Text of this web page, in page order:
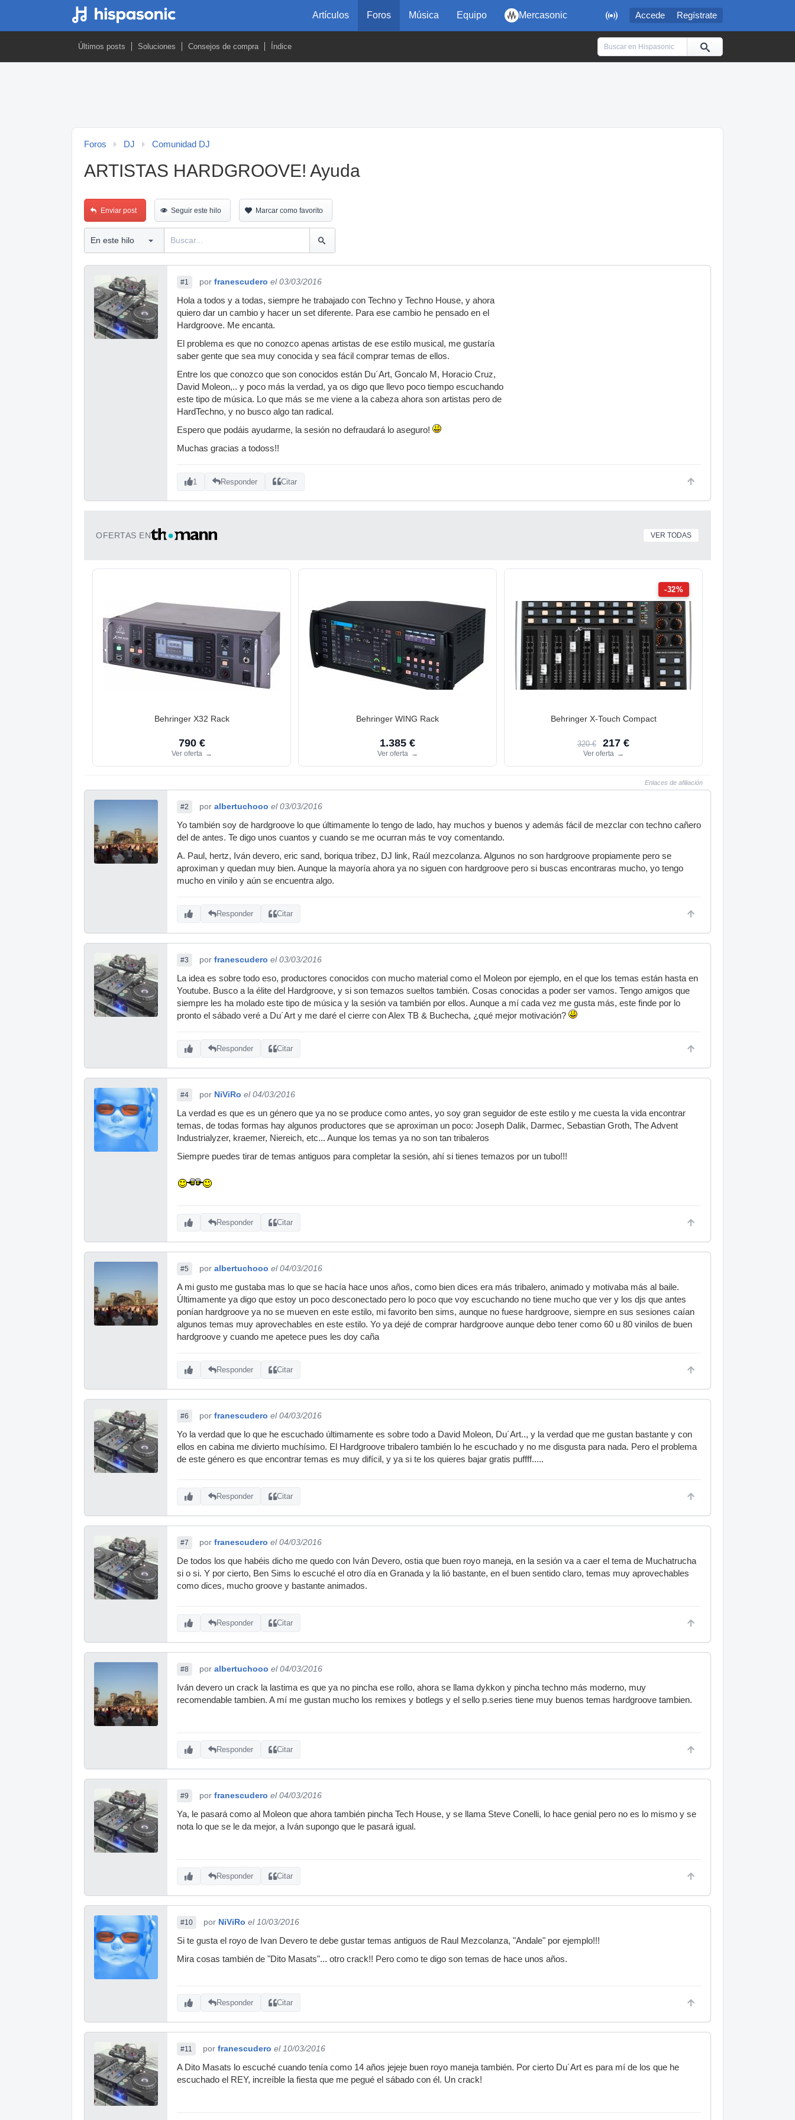
 Accede Regístrate
Artículos Foros Música Equipo Mercasonic
Últimos posts Soluciones Consejos de compra Índice
Foros DJ Comunidad DJ
ARTISTAS HARDGROOVE! Ayuda
Enviar post Seguir este hilo Marcar como favorito
#1 por franescudero el 03/03/2016
Hola a todos y a todas, siempre he trabajado con Techno y Techno House, y ahora
quiero dar un cambio y hacer un set diferente. Para ese cambio he pensado en el
Hardgroove. Me encanta.
El problema es que no conozco apenas artistas de ese estilo musical, me gustaría
saber gente que sea muy conocida y sea fácil comprar temas de ellos.
Entre los que conozco que son conocidos están Du´Art, Goncalo M, Horacio Cruz,
David Moleon,.. y poco más la verdad, ya os digo que llevo poco tiempo escuchando
este tipo de música. Lo que más se me viene a la cabeza ahora son artistas pero de
HardTechno, y no busco algo tan radical.
Espero que podáis ayudarme, la sesión no defraudará lo aseguro!
Muchas gracias a todoss!!
1 Responder Citar
OFERTAS EN VER TODAS
Behringer X32 Rack
790 €
Ver oferta →
Behringer WING Rack
1.385 €
Ver oferta →
-32%
Behringer X-Touch Compact
320 € 217 €
Ver oferta →
Enlaces de afiliación
#2 por albertuchooo el 03/03/2016
Yo también soy de hardgroove lo que últimamente lo tengo de lado, hay muchos y buenos y además fácil de mezclar con techno cañero
del de antes. Te digo unos cuantos y cuando se me ocurran más te voy comentando.
A. Paul, hertz, Iván devero, eric sand, boriqua tribez, DJ link, Raúl mezcolanza. Algunos no son hardgroove propiamente pero se
aproximan y quedan muy bien. Aunque la mayoría ahora ya no siguen con hardgroove pero si buscas encontraras mucho, yo tengo
mucho en vinilo y aún se encuentra algo.
Responder Citar
#3 por franescudero el 03/03/2016
La idea es sobre todo eso, productores conocidos con mucho material como el Moleon por ejemplo, en el que los temas están hasta en
Youtube. Busco a la élite del Hardgroove, y si son temazos sueltos también. Cosas conocidas a poder ser vamos. Tengo amigos que
siempre les ha molado este tipo de música y la sesión va también por ellos. Aunque a mí cada vez me gusta más, este finde por lo
pronto el sábado veré a Du´Art y me daré el cierre con Alex TB & Buchecha, ¿qué mejor motivación?
Responder Citar
#4 por NiViRo el 04/03/2016
La verdad es que es un género que ya no se produce como antes, yo soy gran seguidor de este estilo y me cuesta la vida encontrar
temas, de todas formas hay algunos productores que se aproximan un poco: Joseph Dalik, Darmec, Sebastian Groth, The Advent
Industrialyzer, kraemer, Niereich, etc... Aunque los temas ya no son tan tribaleros
Siempre puedes tirar de temas antiguos para completar la sesión, ahí si tienes temazos por un tubo!!!
Responder Citar
#5 por albertuchooo el 04/03/2016
A mi gusto me gustaba mas lo que se hacía hace unos años, como bien dices era más tribalero, animado y motivaba más al baile.
Últimamente ya digo que estoy un poco desconectado pero lo poco que voy escuchando no tiene mucho que ver y los djs que antes
ponían hardgroove ya no se mueven en este estilo, mi favorito ben sims, aunque no fuese hardgroove, siempre en sus sesiones caían
algunos temas muy aprovechables en este estilo. Yo ya dejé de comprar hardgroove aunque debo tener como 60 u 80 vinilos de buen
hardgroove y cuando me apetece pues les doy caña
Responder Citar
#6 por franescudero el 04/03/2016
Yo la verdad que lo que he escuchado últimamente es sobre todo a David Moleon, Du´Art.., y la verdad que me gustan bastante y con
ellos en cabina me divierto muchísimo. El Hardgroove tribalero también lo he escuchado y no me disgusta para nada. Pero el problema
de este género es que encontrar temas es muy difícil, y ya si te los quieres bajar gratis puffff.....
Responder Citar
#7 por franescudero el 04/03/2016
De todos los que habéis dicho me quedo con Iván Devero, ostia que buen royo maneja, en la sesión va a caer el tema de Muchatrucha
si o si. Y por cierto, Ben Sims lo escuché el otro día en Granada y la lió bastante, en el buen sentido claro, temas muy aprovechables
como dices, mucho groove y bastante animados.
Responder Citar
#8 por albertuchooo el 04/03/2016
Iván devero un crack la lastima es que ya no pincha ese rollo, ahora se llama dykkon y pincha techno más moderno, muy
recomendable tambien. A mí me gustan mucho los remixes y botlegs y el sello p.series tiene muy buenos temas hardgroove tambien.
Responder Citar
#9 por franescudero el 04/03/2016
Ya, le pasará como al Moleon que ahora también pincha Tech House, y se llama Steve Conelli, lo hace genial pero no es lo mismo y se
nota lo que se le da mejor, a Iván supongo que le pasará igual.
Responder Citar
#10 por NiViRo el 10/03/2016
Si te gusta el royo de Ivan Devero te debe gustar temas antiguos de Raul Mezcolanza, "Andale" por ejemplo!!!
Mira cosas también de "Dito Masats"... otro crack!! Pero como te digo son temas de hace unos años.
Responder Citar
#11 por franescudero el 10/03/2016
A Dito Masats lo escuché cuando tenía como 14 años jejeje buen royo maneja también. Por cierto Du´Art es para mí de los que he
escuchado el REY, increíble la fiesta que me pegué el sábado con él. Un crack!